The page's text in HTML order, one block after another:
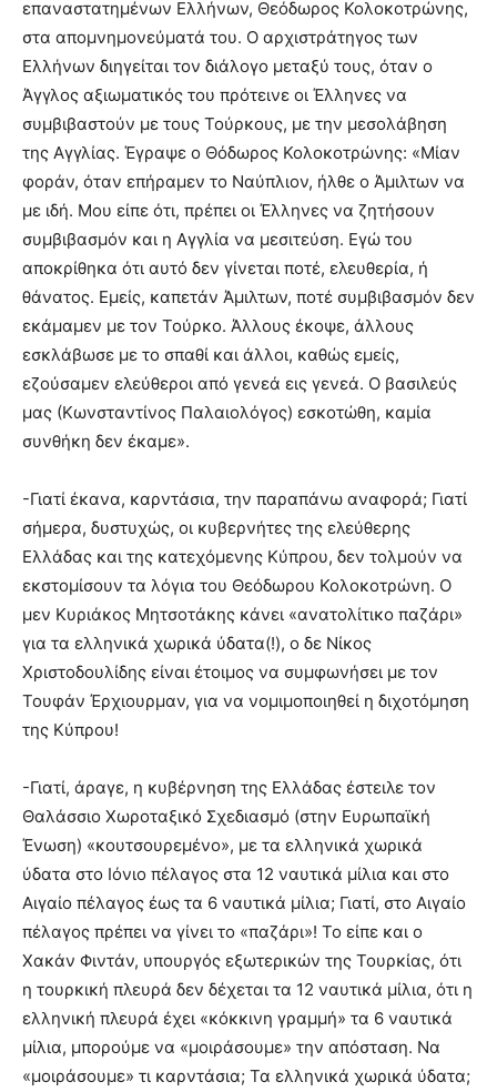
επαναστατημένων Ελλήνων, Θεόδωρος Κολοκοτρώνης,
στα απομνημονεύματά του. Ο αρχιστράτηγος των
Ελλήνων διηγείται τον διάλογο μεταξύ τους, όταν ο
Άγγλος αξιωματικός του πρότεινε οι Έλληνες να
συμβιβαστούν με τους Τούρκους, με την μεσολάβηση
της Αγγλίας. Έγραψε ο Θόδωρος Κολοκοτρώνης: «Μίαν
φοράν, όταν επήραμεν το Ναύπλιον, ήλθε ο Άμιλτων να
με ιδή. Μου είπε ότι, πρέπει οι Έλληνες να ζητήσουν
συμβιβασμόν και η Αγγλία να μεσιτεύση. Εγώ του
αποκρίθηκα ότι αυτό δεν γίνεται ποτέ, ελευθερία, ή
θάνατος. Εμείς, καπετάν Άμιλτων, ποτέ συμβιβασμόν δεν
εκάμαμεν με τον Τούρκο. Άλλους έκοψε, άλλους
εσκλάβωσε με το σπαθί και άλλοι, καθώς εμείς,
εζούσαμεν ελεύθεροι από γενεά εις γενεά. Ο βασιλεύς
μας (Κωνσταντίνος Παλαιολόγος) εσκοτώθη, καμία
συνθήκη δεν έκαμε».
-Γιατί έκανα, καρντάσια, την παραπάνω αναφορά; Γιατί
σήμερα, δυστυχώς, οι κυβερνήτες της ελεύθερης
Ελλάδας και της κατεχόμενης Κύπρου, δεν τολμούν να
εκστομίσουν τα λόγια του Θεόδωρου Κολοκοτρώνη. Ο
μεν Κυριάκος Μητσοτάκης κάνει «ανατολίτικο παζάρι»
για τα ελληνικά χωρικά ύδατα(!), ο δε Νίκος
Χριστοδουλίδης είναι έτοιμος να συμφωνήσει με τον
Τουφάν Έρχιουρμαν, για να νομιμοποιηθεί η διχοτόμηση
της Κύπρου!
-Γιατί, άραγε, η κυβέρνηση της Ελλάδας έστειλε τον
Θαλάσσιο Χωροταξικό Σχεδιασμό (στην Ευρωπαϊκή
Ένωση) «κουτσουρεμένο», με τα ελληνικά χωρικά
ύδατα στο Ιόνιο πέλαγος στα 12 ναυτικά μίλια και στο
Αιγαίο πέλαγος έως τα 6 ναυτικά μίλια; Γιατί, στο Αιγαίο
πέλαγος πρέπει να γίνει το «παζάρι»! Το είπε και ο
Χακάν Φιντάν, υπουργός εξωτερικών της Τουρκίας, ότι
η τουρκική πλευρά δεν δέχεται τα 12 ναυτικά μίλια, ότι η
ελληνική πλευρά έχει «κόκκινη γραμμή» τα 6 ναυτικά
μίλια, μπορούμε να «μοιράσουμε» την απόσταση. Να
«μοιράσουμε» τι καρντάσια; Τα ελληνικά χωρικά ύδατα;